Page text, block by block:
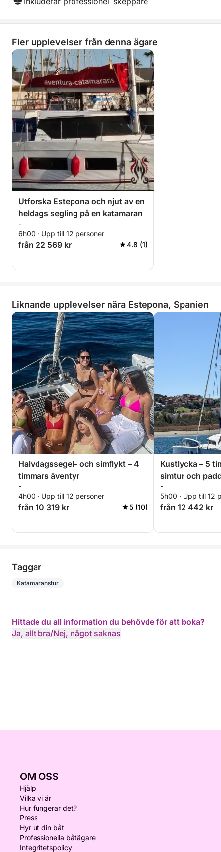
Fler upplevelser från denna ägare
Utforska Estepona och njut av en
heldags segling på en katamaran
-
6h00 · Upp till 12 personer
från 22 569 kr 4.8 (1)
Liknande upplevelser nära Estepona, Spanien
Halvdagssegel- och simflykt – 4
timmars äventyr
-
4h00 · Upp till 12 personer
från 10 319 kr 5 (10)
Kustlycka – 5
simtur och
-
5h00 · Upp till 12
från 12 442 kr
Taggar
Katamaranstur
Hittade du all information du behövde för att boka?
Ja, allt bra/Nej, något saknas
OM OSS
Hjälp
Vilka vi är
Hur fungerar det?
Press
Hyr ut din båt
Professionella båtägare
Integritetspolicy